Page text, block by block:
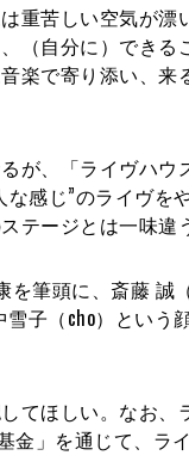
重苦しい空気が
自分に）できる
楽で寄り添い、
が、「ライヴハ
感じ”のライヴ
ージとは一味違
を筆頭に、斎藤
雪子（cho）とい
てほしい。なお
金」を通じて、ラ